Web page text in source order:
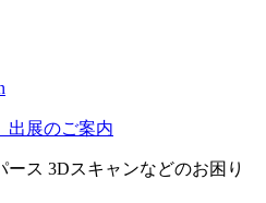
出展のご案内
ース 3Dスキャンなどのお困り